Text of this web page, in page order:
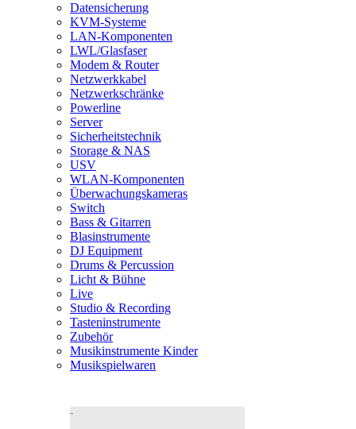
Datensicherung
KVM-Systeme
LAN-Komponenten
LWL/Glasfaser
Modem & Router
Netzwerkkabel
Netzwerkschränke
Powerline
Server
Sicherheitstechnik
Storage & NAS
USV
WLAN-Komponenten
Überwachungskameras
Switch
Bass & Gitarren
Blasinstrumente
DJ Equipment
Drums & Percussion
Licht & Bühne
Live
Studio & Recording
Tasteninstrumente
Zubehör
Musikinstrumente Kinder
Musikspielwaren